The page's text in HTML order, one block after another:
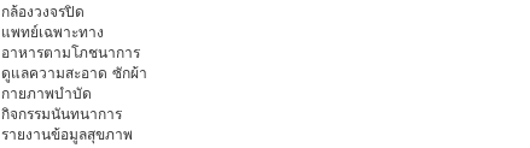
กล้องวงจรปิด
แพทย์เฉพาะทาง
อาหารตามโภชนาการ
ดูแลความสะอาด ซักผ้า
กายภาพบำบัด
กิจกรรมนันทนาการ
รายงานข้อมูลสุขภาพ